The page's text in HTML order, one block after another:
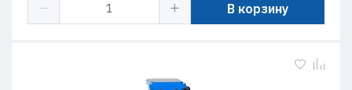
В корзину